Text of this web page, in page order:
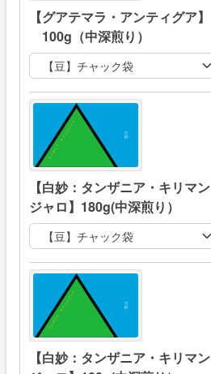
【グアテマラ・アンティグア】
100g（中深煎り）
【白妙：タンザニア・キリマン
ジャロ】180g(中深煎り）
【白妙：タンザニア・キリマン